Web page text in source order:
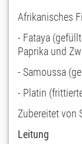
Afrikanisches
- Fataya
Paprika und
- Samoussa
- Platin
Zubereitet von
Leitung